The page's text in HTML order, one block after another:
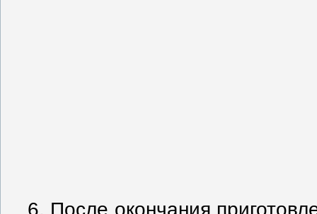
6. После окончания